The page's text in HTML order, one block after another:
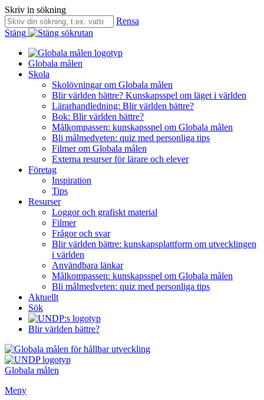
Skriv in sökning
Rensa
Stäng
Globala målen
Skola
Skolövningar om Globala målen
Blir världen bättre? Kunskapsspel om läget i världen
Lärarhandledning: Blir världen bättre?
Bok: Blir världen bättre?
Målkompassen: kunskapsspel om Globala målen
Bli målmedveten: quiz med personliga tips
Filmer om Globala målen
Externa resurser för lärare och elever
Företag
Inspiration
Tips
Resurser
Loggor och grafiskt material
Filmer
Frågor och svar
Blir världen bättre: kunskapsplattform om utvecklingen
i världen
Användbara länkar
Målkompassen: kunskapsspel om Globala målen
Bli målmedveten: quiz med personliga tips
Aktuellt
Sök
Blir världen bättre?
Globala målen
Meny